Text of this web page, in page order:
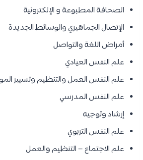
الصحافة المطبوعة و الإلكترونية
الإتصال الجماهيري والوسائط الجديدة
أمراض اللغة والتواصل
علم النفس العيادي
علم النفس العمل والتنظيم وتسيير
علم النفس المدرسي
إرشاد وتوجيه
علم النفس التربوي
علم الاجتماع – التنظيم والعمل